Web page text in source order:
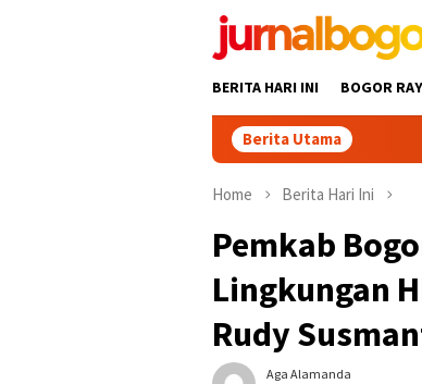
BERITA HARI INI BOGOR
Berita Utama
Home Berita Hari Ini
Pemkab
Lingkungan
Rudy
Aga Alamanda